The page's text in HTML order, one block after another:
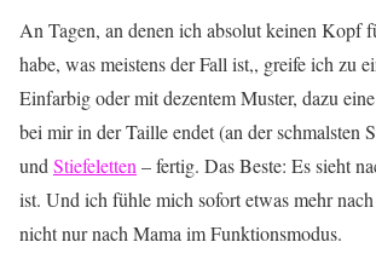
An Tagen, an denen ich absolut keinen Kopf
habe, was meistens der Fall ist,, greife ich zu
Einfarbig oder mit dezentem Muster, dazu
bei mir in der Taille endet (an der schmalsten
und Stiefeletten – fertig. Das Beste: Es sieht
ist. Und ich fühle mich sofort etwas mehr
nicht nur nach Mama im Funktionsmodus.